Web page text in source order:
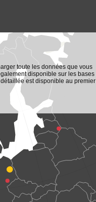
toute les données que vous
disponible sur les bases
est disponible au premier